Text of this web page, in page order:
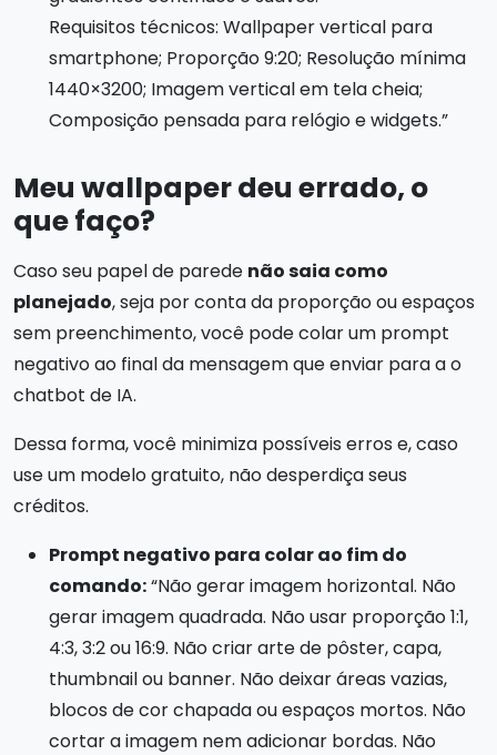
Requisitos técnicos: Wallpaper vertical para
smartphone; Proporção 9:20; Resolução mínima
1440×3200; Imagem vertical em tela cheia;
Composição pensada para relógio e widgets.”
Meu wallpaper deu errado, o
que faço?
Caso seu papel de parede não saia como
planejado, seja por conta da proporção ou espaços
sem preenchimento, você pode colar um prompt
negativo ao final da mensagem que enviar para a o
chatbot de IA.
Dessa forma, você minimiza possíveis erros e, caso
use um modelo gratuito, não desperdiça seus
créditos.
Prompt negativo para colar ao fim do
comando:“Não gerar imagem horizontal. Não
gerar imagem quadrada. Não usar proporção 1:1,
4:3, 3:2 ou 16:9. Não criar arte de pôster, capa,
thumbnail ou banner. Não deixar áreas vazias,
blocos de cor chapada ou espaços mortos. Não
cortar a imagem nem adicionar bordas. Não